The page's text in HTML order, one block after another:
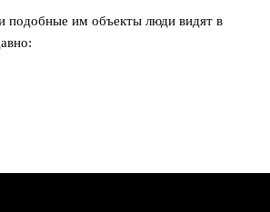
подобные им объекты люди видят в